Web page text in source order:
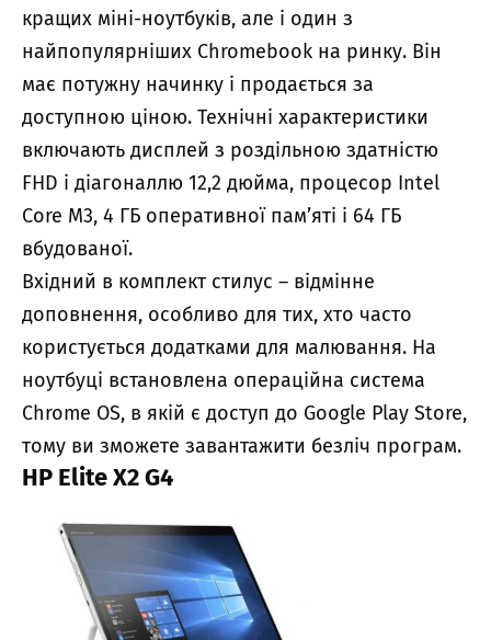
кращих міні-ноутбуків, але і один з
найпопулярніших Chromebook на ринку. Він
має потужну начинку і продається за
доступною ціною. Технічні характеристики
включають дисплей з роздільною здатністю
FHD і діагоналлю 12,2 дюйма, процесор Intel
Core M3, 4 ГБ оперативної пам’яті і 64 ГБ
вбудованої.
Вхідний в комплект стилус – відмінне
доповнення, особливо для тих, хто часто
користується додатками для малювання. На
ноутбуці встановлена операційна система
Chrome OS, в якій є доступ до Google Play Store,
тому ви зможете завантажити безліч програм.
HP Elite X2 G4